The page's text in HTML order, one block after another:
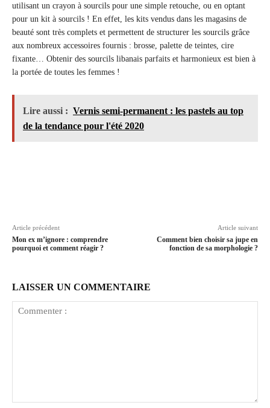
utilisant un crayon à sourcils pour une simple retouche, ou en optant
pour un kit à sourcils ! En effet, les kits vendus dans les magasins de
beauté sont très complets et permettent de structurer les sourcils grâce
aux nombreux accessoires fournis : brosse, palette de teintes, cire
fixante… Obtenir des sourcils libanais parfaits et harmonieux est bien à
la portée de toutes les femmes !
Lire aussi : Vernis semi-permanent : les pastels au top
de la tendance pour l'été 2020
Article précédent
Mon ex m’ignore : comprendre
pourquoi et comment réagir ?
Article suivant
Comment bien choisir sa jupe en
fonction de sa morphologie ?
LAISSER UN COMMENTAIRE
Commenter